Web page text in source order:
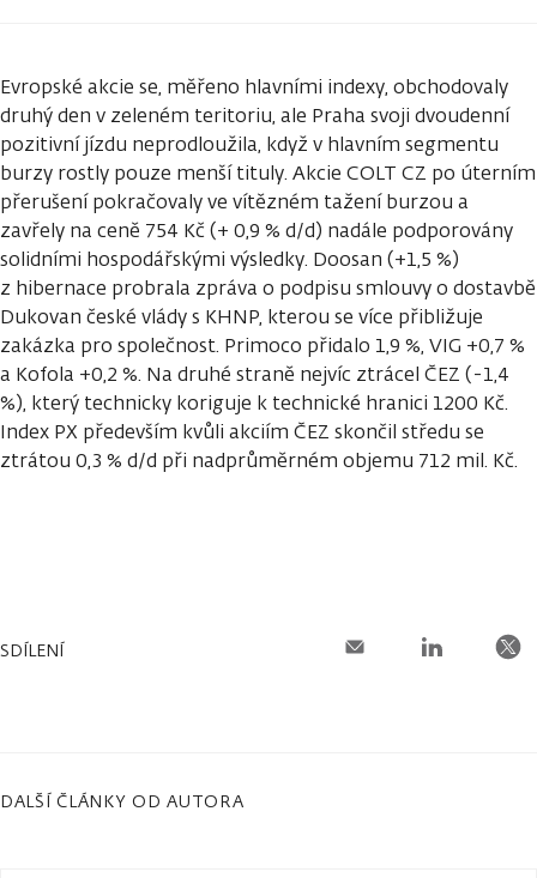
Evropské akcie se, měřeno hlavními indexy, obchodovaly
druhý den v zeleném teritoriu, ale Praha svoji dvoudenní
pozitivní jízdu neprodloužila, když v hlavním segmentu
burzy rostly pouze menší tituly. Akcie COLT CZ po úterním
přerušení pokračovaly ve vítězném tažení burzou a
zavřely na ceně 754 Kč (+ 0,9 % d/d) nadále podporovány
solidními hospodářskými výsledky. Doosan (+1,5 %)
z hibernace probrala zpráva o podpisu smlouvy o dostavbě
Dukovan české vlády s KHNP, kterou se více přibližuje
zakázka pro společnost. Primoco přidalo 1,9 %, VIG +0,7 %
a Kofola +0,2 %. Na druhé straně nejvíc ztrácel ČEZ (-1,4
%), který technicky koriguje k technické hranici 1200 Kč.
Index PX především kvůli akciím ČEZ skončil středu se
ztrátou 0,3 % d/d při nadprůměrném objemu 712 mil. Kč.
SDÍLENÍ
DALŠÍ ČLÁNKY OD AUTORA